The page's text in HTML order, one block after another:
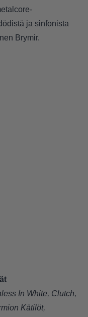
ja sinfonista
Brymir.
In White, Clutch,
Kätilöt,